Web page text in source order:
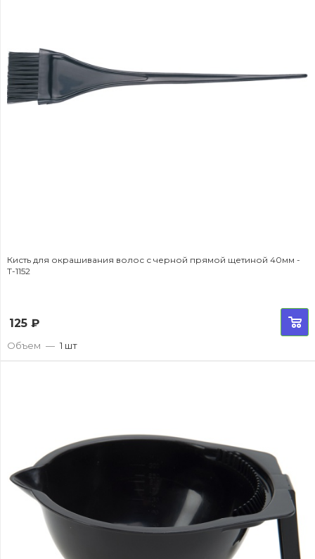
Кисть для окрашивания волос с черной прямой щетиной 40мм -
T-1152
125 ₽
Объем — 1 шт